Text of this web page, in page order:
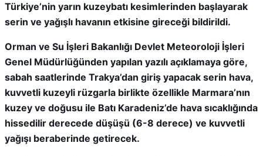
Türkiye’nin yarın kuzeybatı kesimlerinden başlayarak
serin ve yağışlı havanın etkisine gireceği bildirildi.
Orman ve Su İşleri Bakanlığı Devlet Meteoroloji İşleri
Genel Müdürlüğünden yapılan yazılı açıklamaya göre,
sabah saatlerinde Trakya’dan giriş yapacak serin hava,
kuvvetli kuzeyli rüzgarla birlikte özellikle Marmara’nın
kuzey ve doğusu ile Batı Karadeniz’de hava sıcaklığında
hissedilir derecede düşüşü (6-8 derece) ve kuvvetli
yağışı beraberinde getirecek.